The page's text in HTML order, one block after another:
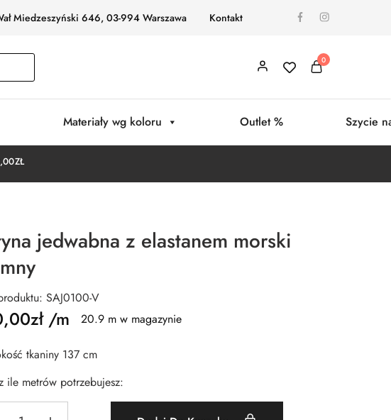
Miedzeszyński 646, 03-994 Warszawa Kontakt
0
Materiały wg koloru Outlet % Szycie
ZŁ
jedwabna z elastanem morski
SAJ0100-V
zł/m 20.9 m w magazynie
tkaniny 137 cm
ile metrów potrzebujesz: